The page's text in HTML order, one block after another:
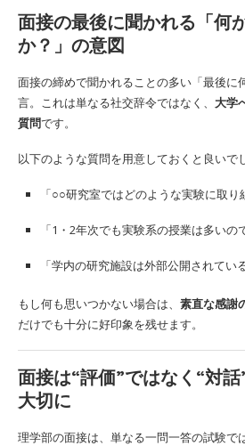
面接の最後に聞かれる「何
か？」の意図
面接の締めで聞かれることの多い「最後に
言。これは単なる社交辞令ではなく、 大学
質問です。
以下のような質問を用意しておくと良いで
「○○研究室ではどのような実験に取り
「1・2年次でも実験系の授業は多いの
「学内の研究施設は外部公開されてい
もし何も思いつかない場合は、 素直な感謝
だけでも十分に好印象を残せます。
面接は“評価”ではなく“対
大切に
理学部の面接は、単なる一問一答の試験で